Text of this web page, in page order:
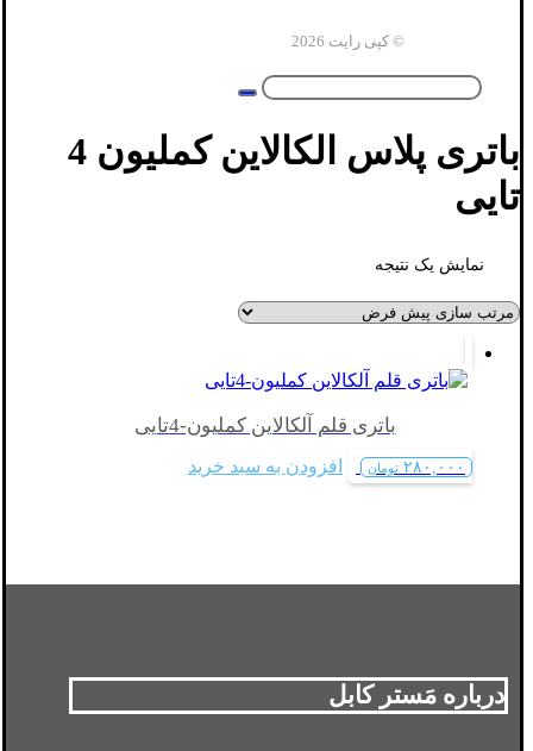
© کپی رایت 2026
باتری پلاس الکالاین کملیون 4
تایی
نمایش یک نتیجه
باتری قلم آلکالاین کملیون-4تایی
۲۸۰,۰۰۰ تومان افزودن به سبد خرید
درباره مَستر کابل